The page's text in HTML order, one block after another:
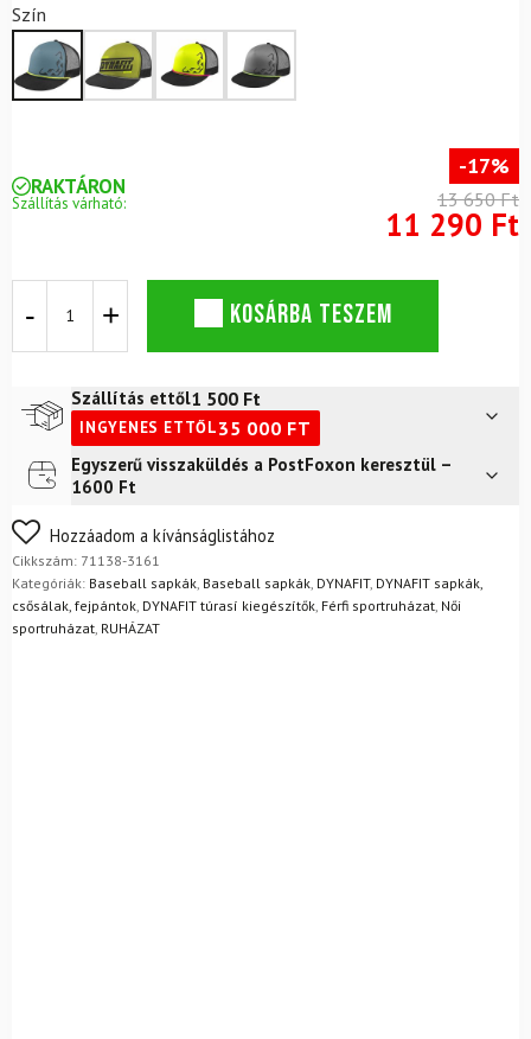
4.91
5-ből,
értékelés
alapján
Szín
RAKTÁRON
Szállítás várható:
-17%
13 650 Ft
11 290 Ft
sapka
Cap
Smoke
Blue
mennyiség
KOSÁRBA TESZEM
Szállítás ettől1 500 Ft
INGYENES ETTŐL35 000 FT
Futár a címre2 400
FoxPost
Egyszerű visszaküldés a PostFoxon keresztül –
1600 Ft
Nem biztos a választásában? Semmi gond – a terméket
egyszerűen visszaküldheti 14 napon belül, indoklás nélkül.
Mik a visszaküldés feltételei?
Hozzáadom a kívánságlistához
Cikkszám: 71138-3161
Kategóriák: Baseball sapkák Baseball sapkák DYNAFIT, DYNAFIT sapkák,
csősálak, fejpántok DYNAFIT túrasí kiegészítők Férfi sportruházat Női
sportruházat RUHÁZAT